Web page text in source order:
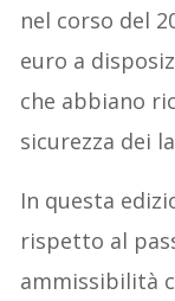
nel corso del
euro a
che abbiano
sicurezza dei
In questa
rispetto al
ammissibilità